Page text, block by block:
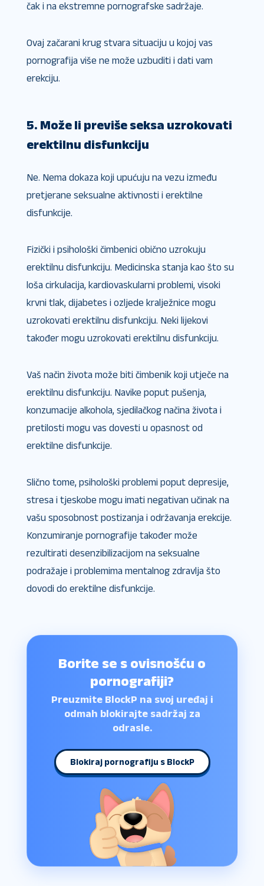
čak i na ekstremne pornografske sadržaje.
Ovaj začarani krug stvara situaciju u kojoj vas
pornografija više ne može uzbuditi i dati vam
erekciju.
5. Može li previše seksa uzrokovati
erektilnu disfunkciju
Ne. Nema dokaza koji upućuju na vezu između
pretjerane seksualne aktivnosti i erektilne
disfunkcije.
Fizički i psihološki čimbenici obično uzrokuju
erektilnu disfunkciju. Medicinska stanja kao što su
loša cirkulacija, kardiovaskularni problemi, visoki
krvni tlak, dijabetes i ozljede kralježnice mogu
uzrokovati erektilnu disfunkciju. Neki lijekovi
također mogu uzrokovati erektilnu disfunkciju.
Vaš način života može biti čimbenik koji utječe na
erektilnu disfunkciju. Navike poput pušenja,
konzumacije alkohola, sjedilačkog načina života i
pretilosti mogu vas dovesti u opasnost od
erektilne disfunkcije.
Slično tome, psihološki problemi poput depresije,
stresa i tjeskobe mogu imati negativan učinak na
vašu sposobnost postizanja i održavanja erekcije.
Konzumiranje pornografije također može
rezultirati desenzibilizacijom na seksualne
podražaje i problemima mentalnog zdravlja što
dovodi do erektilne disfunkcije.
Borite se s ovisnošću o
pornografiji?
Preuzmite BlockP na svoj uređaj i
odmah blokirajte sadržaj za
odrasle.
Blokiraj pornografiju s BlockP